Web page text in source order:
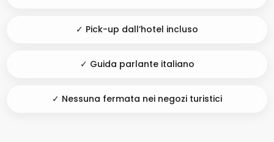
✓ Pick-up dall’hotel incluso
✓ Guida parlante italiano
✓ Nessuna fermata nei negozi turistici